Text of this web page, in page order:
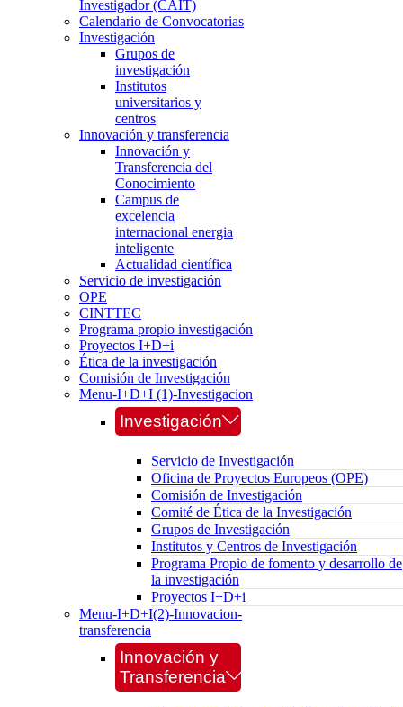
Investigador (CAIT)
Calendario de Convocatorias
Investigación
Grupos de
investigación
Institutos
universitarios y
centros
Innovación y transferencia
Innovación y
Transferencia del
Conocimiento
Campus de
excelencia
internacional energia
inteligente
Actualidad científica
Servicio de investigación
OPE
CINTTEC
Programa propio investigación
Proyectos I+D+i
Ética de la investigación
Comisión de Investigación
Menu-I+D+I (1)-Investigacion
Investigación
Servicio de Investigación
Oficina de Proyectos Europeos (OPE)
Comisión de Investigación
Comité de Ética de la Investigación
Grupos de Investigación
Institutos y Centros de Investigación
Programa Propio de fomento y desarrollo de
la investigación
Proyectos I+D+i
Menu-I+D+I(2)-Innovacion-
transferencia
Innovación y
Transferencia